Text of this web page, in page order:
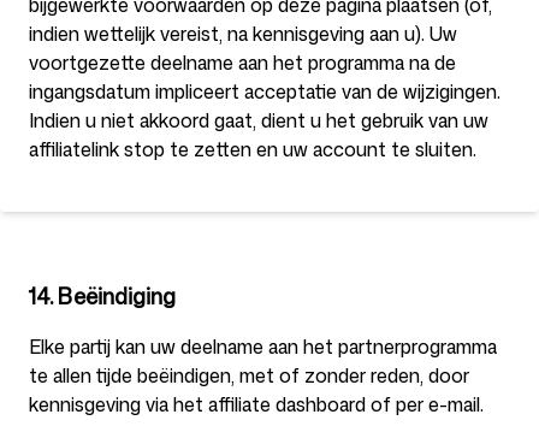
indien wettelijk vereist, na kennisgeving aan u). Uw
voortgezette deelname aan het programma na de
ingangsdatum impliceert acceptatie van de wijzigingen.
Indien u niet akkoord gaat, dient u het gebruik van uw
affiliatelink stop te zetten en uw account te sluiten.
14. Beëindiging
Elke partij kan uw deelname aan het partnerprogramma
te allen tijde beëindigen, met of zonder reden, door
kennisgeving via het affiliate dashboard of per e-mail.